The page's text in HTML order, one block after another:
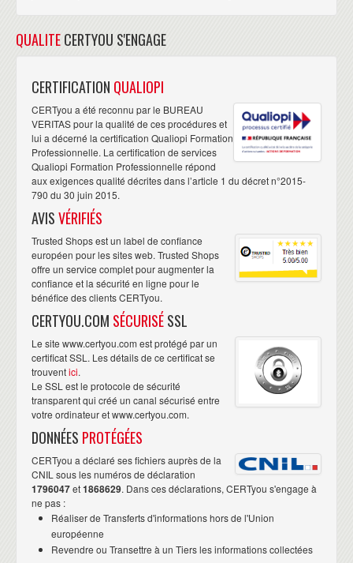
QUALITECERTYOU S'ENGAGE
CERTIFICATION QUALIOPI
CERTyou a été reconnu par le BUREAU
VERITAS pour la qualité de ces procédures et
lui a décerné la certification Qualiopi Formation
Professionnelle. La certification de services
Qualiopi Formation Professionnelle répond
aux exigences qualité décrites dans l’article 1 du décret n°2015-
790 du 30 juin 2015.
AVISVÉRIFIÉS
Trusted Shops est un label de confiance
européen pour les sites web. Trusted Shops
offre un service complet pour augmenter la
confiance et la sécurité en ligne pour le
bénéfice des clients CERTyou.
CERTYOU.COM SÉCURISÉSSL
Le site www.certyou.com est protégé par un
certificat SSL. Les détails de ce certificat se
trouventici.
Le SSL est le protocole de sécurité
transparent qui créé un canal sécurisé entre
votre ordinateur et www.certyou.com.
DONNÉES PROTÉGÉES
CERTyou a déclaré ses fichiers auprès de la
CNIL sous les numéros de déclaration
1796047et1868629. Dans ces déclarations, CERTyou s'engage à
ne pas :
Réaliser de Transferts d'informations hors de l'Union
européenne
Revendre ou Transettre à un Tiers les informations collectées